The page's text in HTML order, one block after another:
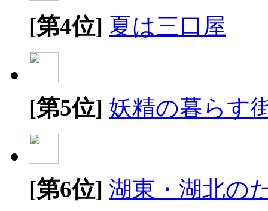
[第4位] 夏は三口屋
[第5位] 妖精の暮らす
[第6位] 湖東・湖北の